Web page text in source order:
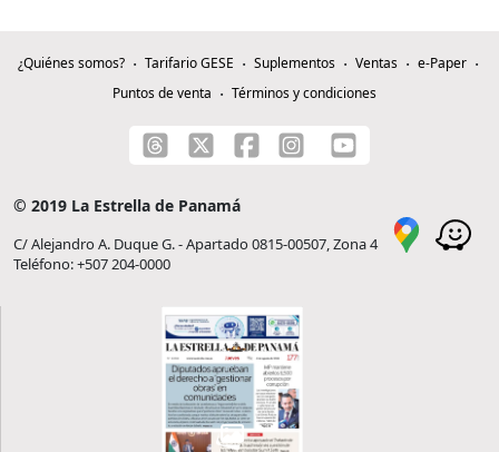
¿Quiénes somos? Tarifario GESE Suplementos Ventas
e-Paper
Puntos de venta
Términos y condiciones
© 2019 La Estrella de Panamá
C/ Alejandro A. Duque G. - Apartado 0815-00507, Zona 4
Teléfono: +507 204-0000